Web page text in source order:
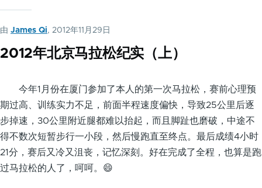
由 James Qi, 2012年11月29日
2012年北京马拉松纪实（上）
今年1月份在厦门参加了本人的第一次马拉松，赛前心理预
期过高、训练实力不足，前面半程速度偏快，导致25公里后逐
步掉速，30公里附近腿都难以抬起，而且脚趾也磨破，中途不
得不数次短暂步行一小段，然后慢跑直至终点。最后成绩4小时
21分，赛后又冷又沮丧，记忆深刻。好在完成了全程，也算是跑
过马拉松的人了，呵呵。😄